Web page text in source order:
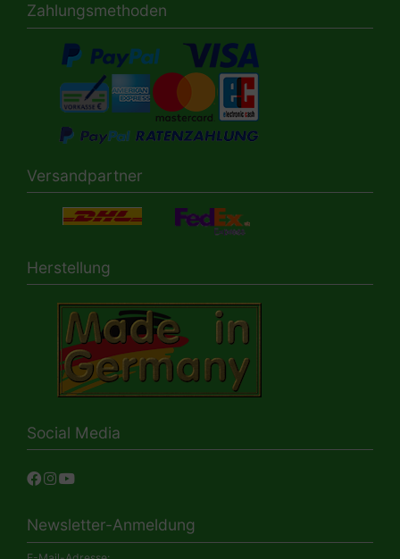
Zahlungsmethoden
Versandpartner
Herstellung
Social Media
Newsletter-Anmeldung